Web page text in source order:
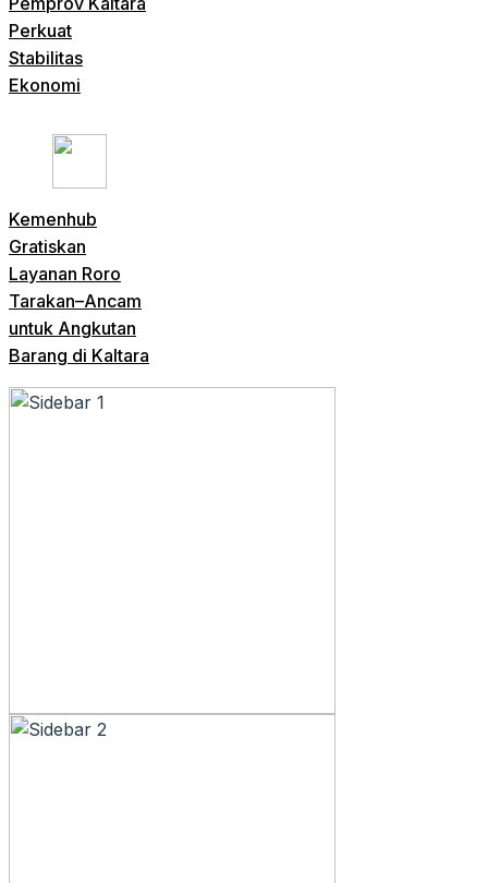
Perkuat
Stabilitas
Ekonomi
Kemenhub
Gratiskan
Layanan Roro
Tarakan–Ancam
untuk Angkutan
Barang di Kaltara